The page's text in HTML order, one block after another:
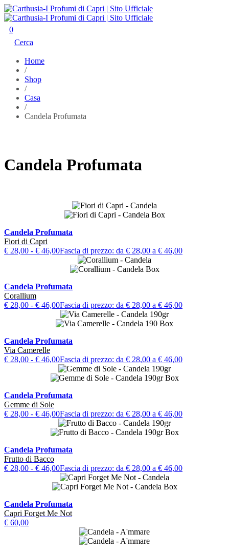
0
Cerca
Home
/
Shop
/
Casa
/
Candela Profumata
Candela Profumata
Candela Profumata
Fiori di Capri
€ 28,00 - € 46,00Fascia di prezzo: da € 28,00 a € 46,00
Candela Profumata
Corallium
€ 28,00 - € 46,00Fascia di prezzo: da € 28,00 a € 46,00
Candela Profumata
Via Camerelle
€ 28,00 - € 46,00Fascia di prezzo: da € 28,00 a € 46,00
Candela Profumata
Gemme di Sole
€ 28,00 - € 46,00Fascia di prezzo: da € 28,00 a € 46,00
Candela Profumata
Frutto di Bacco
€ 28,00 - € 46,00Fascia di prezzo: da € 28,00 a € 46,00
Candela Profumata
Capri Forget Me Not
€ 60,00